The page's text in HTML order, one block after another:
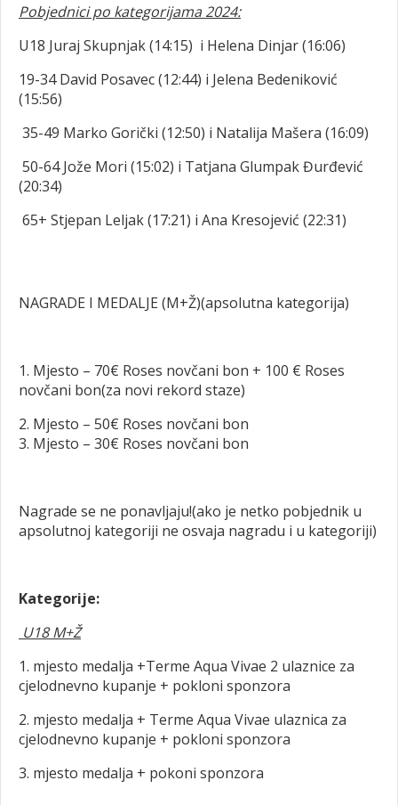
Pobjednici po kategorijama 2024:
U18 Juraj Skupnjak (14:15) i Helena Dinjar (16:06)
19-34 David Posavec (12:44) i Jelena Bedeniković
(15:56)
35-49 Marko Gorički (12:50) i Natalija Mašera (16:09)
50-64 Jože Mori (15:02) i Tatjana Glumpak Đurđević
(20:34)
65+ Stjepan Leljak (17:21) i Ana Kresojević (22:31)
NAGRADE I MEDALJE (M+Ž)(apsolutna kategorija)
1. Mjesto – 70€ Roses novčani bon + 100 € Roses
novčani bon(za novi rekord staze)
2. Mjesto – 50€ Roses novčani bon
3. Mjesto – 30€ Roses novčani bon
Nagrade se ne ponavljaju!(ako je netko pobjednik u
apsolutnoj kategoriji ne osvaja nagradu i u kategoriji)
Kategorije:
U18 M+Ž
1. mjesto medalja +Terme Aqua Vivae 2 ulaznice za
cjelodnevno kupanje + pokloni sponzora
2. mjesto medalja + Terme Aqua Vivae ulaznica za
cjelodnevno kupanje + pokloni sponzora
3. mjesto medalja + pokoni sponzora